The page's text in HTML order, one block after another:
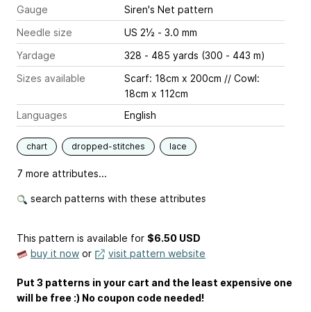
Gauge
Siren's Net pattern
Needle size
US 2½ - 3.0 mm
Yardage
328 - 485 yards (300 - 443 m)
Sizes available
Scarf: 18cm x 200cm // Cowl:
18cm x 112cm
Languages
English
chart dropped-stitches lace
7 more attributes...
search patterns with these attributes
This pattern is available for $6.50 USD
buy it now or visit pattern website
Put 3 patterns in your cart and the least expensive one
will be free :) No coupon code needed!